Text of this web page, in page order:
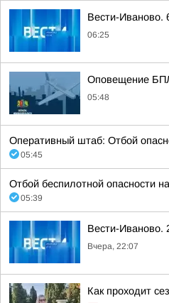
Вести-Иваново.
06:25
Оповещение
05:48
Оперативный штаб: Отбой
05:45
Отбой беспилотной опасности
05:39
Вести-Иваново.
Вчера, 22:07
Как проходит